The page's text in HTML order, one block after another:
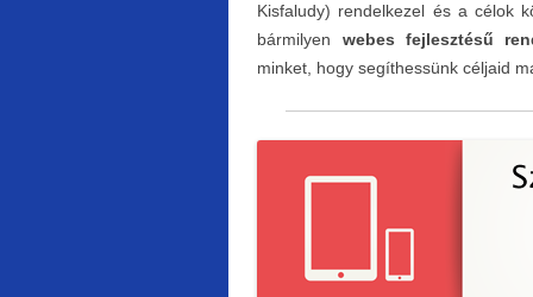
Kisfaludy) rendelkezel és a célok
bármilyen webes fejlesztésű
minket, hogy segíthessünk céljaid